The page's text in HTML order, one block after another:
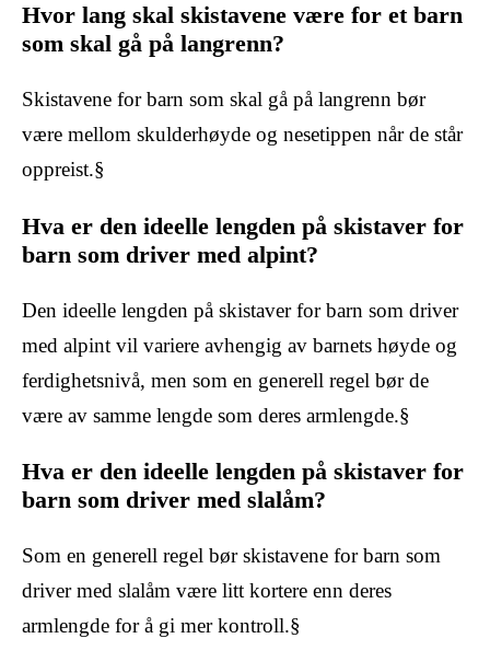
Hvor lang skal skistavene være for et barn
som skal gå på langrenn?
Skistavene for barn som skal gå på langrenn bør
være mellom skulderhøyde og nesetippen når de står
oppreist.§
Hva er den ideelle lengden på skistaver for
barn som driver med alpint?
Den ideelle lengden på skistaver for barn som driver
med alpint vil variere avhengig av barnets høyde og
ferdighetsnivå, men som en generell regel bør de
være av samme lengde som deres armlengde.§
Hva er den ideelle lengden på skistaver for
barn som driver med slalåm?
Som en generell regel bør skistavene for barn som
driver med slalåm være litt kortere enn deres
armlengde for å gi mer kontroll.§